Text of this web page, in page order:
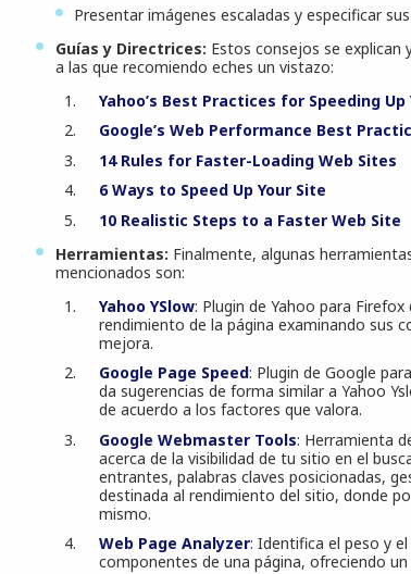
Presentar imágenes escaladas y especificar
Guías y Directrices: Estos consejos se explican
a las que recomiendo eches un vistazo:
Yahoo’s Best Practices for Speeding Up
Google’s Web Performance Best
14 Rules for Faster-Loading Web Sites
6 Ways to Speed Up Your Site
10 Realistic Steps to a Faster Web Site
Herramientas: Finalmente, algunas
mencionados son:
Yahoo YSlow: Plugin de Yahoo para
rendimiento de la página examinando sus
mejora.
Google Page Speed: Plugin de Google
da sugerencias de forma similar a Yahoo
de acuerdo a los factores que valora.
Google Webmaster Tools: Herramienta
acerca de la visibilidad de tu sitio en el
entrantes, palabras claves posicionadas,
destinada al rendimiento del sitio, donde
mismo.
Web Page Analyzer: Identifica el peso y
componentes de una página, ofreciendo